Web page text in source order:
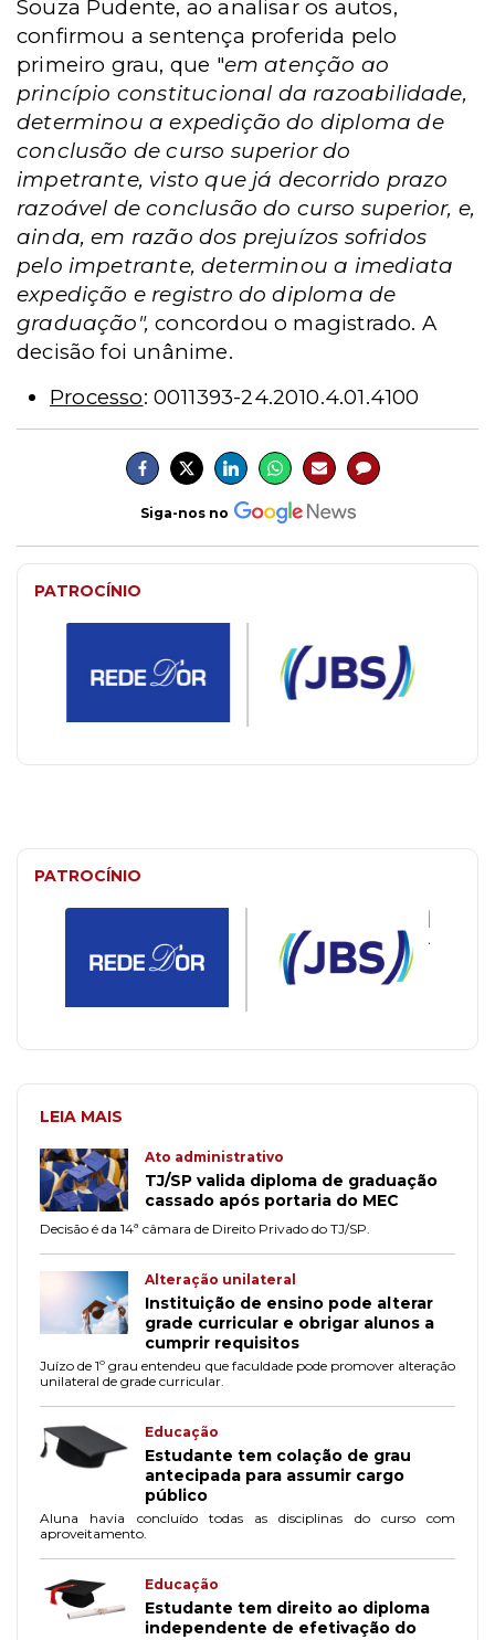
Souza Pudente, ao analisar os autos,
confirmou a sentença proferida pelo
primeiro grau, que "em atenção ao
princípio constitucional da razoabilidade,
determinou a expedição do diploma de
conclusão de curso superior do
impetrante, visto que já decorrido prazo
razoável de conclusão do curso superior, e,
ainda, em razão dos prejuízos sofridos
pelo impetrante, determinou a imediata
expedição e registro do diploma de
graduação",concordou o magistrado. A
decisão foi unânime.
Processo: 0011393-24.2010.4.01.4100
Siga-nos no
PATROCÍNIO
PATROCÍNIO
LEIA MAIS
Ato administrativo
TJ/SP valida diploma de graduação
cassado após portaria do MEC
Decisão é da 14ª câmara de Direito Privado do TJ/SP.
Alteração unilateral
Instituição de ensino pode alterar
grade curricular e obrigar alunos a
cumprir requisitos
Juízo de 1º grau entendeu que faculdade pode promover alteração
unilateral de grade curricular.
Educação
Estudante tem colação de grau
antecipada para assumir cargo
público
Aluna havia concluído todas as disciplinas do curso com
aproveitamento.
Educação
Estudante tem direito ao diploma
independente de efetivação do